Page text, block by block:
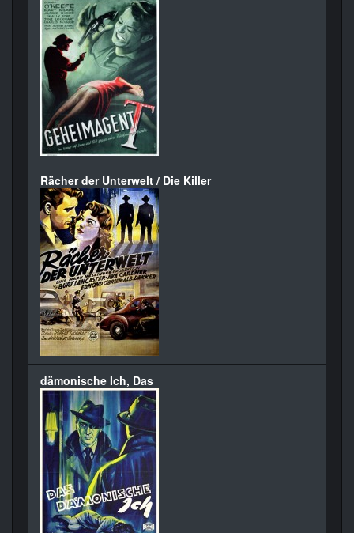
Rächer der Unterwelt / Die Killer
dämonische Ich, Das